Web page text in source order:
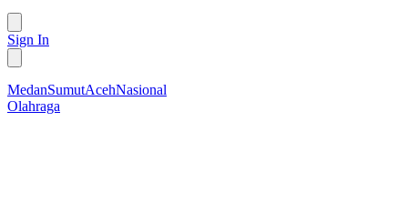
Sign In
MedanSumutAcehNasional
Olahraga